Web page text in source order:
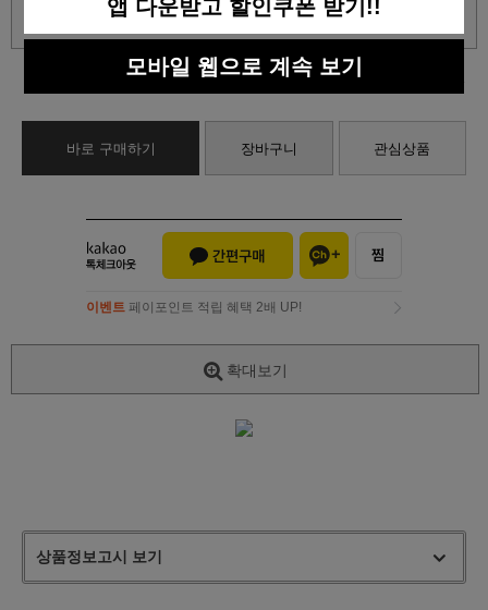
105
110 115
총 상품 금액
바로 구매하기 장바구니 관심상품
이벤트 페이포인트 적립 혜택 2배 UP!
확대보기
상품정보고시 보기
앱 다운받고 할인쿠폰 받기!!
모바일 웹으로 계속 보기